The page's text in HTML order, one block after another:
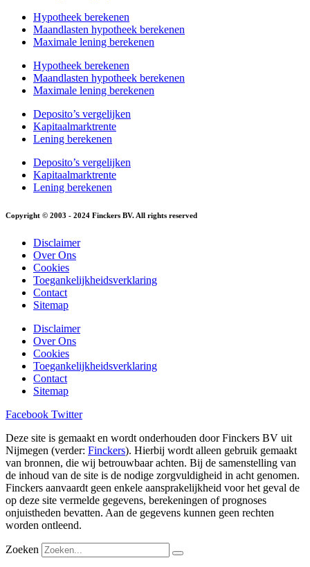
Hypotheek berekenen
Maandlasten hypotheek berekenen
Maximale lening berekenen
Hypotheek berekenen
Maandlasten hypotheek berekenen
Maximale lening berekenen
Deposito’s vergelijken
Kapitaalmarktrente
Lening berekenen
Deposito’s vergelijken
Kapitaalmarktrente
Lening berekenen
Copyright © 2003 - 2024 Finckers BV. All rights reserved
Disclaimer
Over Ons
Cookies
Toegankelijkheidsverklaring
Contact
Sitemap
Disclaimer
Over Ons
Cookies
Toegankelijkheidsverklaring
Contact
Sitemap
Facebook Twitter
Deze site is gemaakt en wordt onderhouden door Finckers BV uit
Nijmegen (verder: Finckers). Hierbij wordt alleen gebruik gemaakt
van bronnen, die wij betrouwbaar achten. Bij de samenstelling van
de inhoud van de site is de nodige zorgvuldigheid in acht genomen.
Finckers aanvaardt geen enkele aansprakelijkheid voor het geval de
op deze site vermelde gegevens, berekeningen of prognoses
onjuistheden bevatten. Aan de gegevens kunnen geen rechten
worden ontleend.
Zoeken